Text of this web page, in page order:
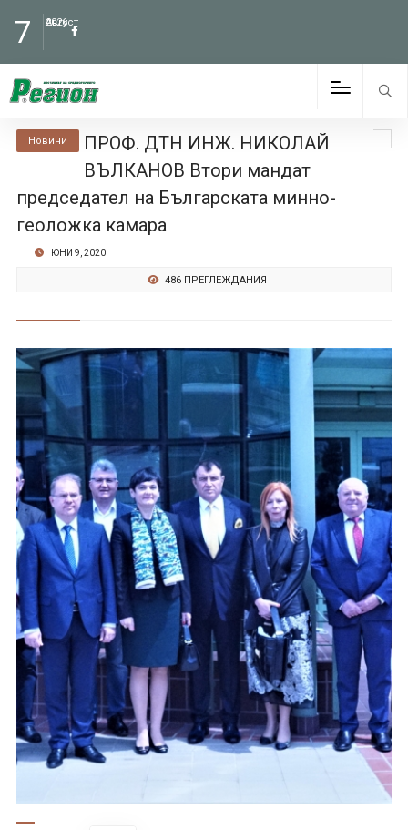
7 Август
2026
Новини
ПРОФ. ДТН ИНЖ. НИКОЛАЙ
ВЪЛКАНОВ Втори мандат
председател на Българската минно-
геоложка камара
ЮНИ 9, 2020
486 ПРЕГЛЕЖДАНИЯ